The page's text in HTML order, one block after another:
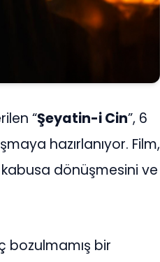
“Şeyatin-i Cin”, 6
hazırlanıyor. Film,
dönüşmesini ve
bozulmamış bir